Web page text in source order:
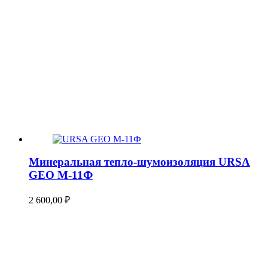
Минеральная тепло-шумоизоляция URSA
GEO М-11Ф
2 600,00 ₽